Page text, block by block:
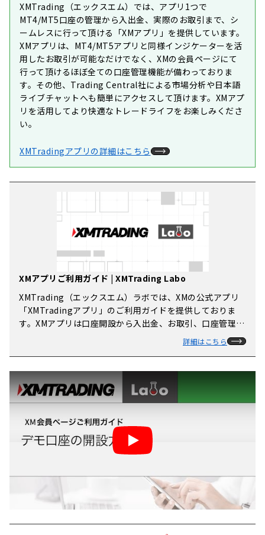
XMTrading（エックスエム）では、アプリ1つで
MT4/MT5口座の管理から入出金、実際のお取引まで、シ
ームレスに行って頂ける「XMアプリ」を提供しています。
XMアプリは、MT4/MT5アプリと同様インジケーターを活
用したお取引が可能なだけでなく、XMの会員ページにて
行って頂けるほぼ全ての口座管理機能が備わっておりま
す。その他、Trading Central社による市場分析や日本語
ライブチャットへも簡単にアクセスして頂けます。XMアプ
リを活用してより快適なトレードライフをお楽しみくださ
い。
XMTradingアプリの詳細はこちら
XMアプリご利用ガイド | XMTrading Labo
XMTrading（エックスエム）ラボでは、XMの公式アプリ
「XMTradingアプリ」のご利用ガイドを提供しておりま
す。XMアプリは口座開設から入出金、お取引、口座管理ま
でアプリ1つで行うことができる多機能アプリです。XMア
プリの使い方を図解付きで分かりやすく解説しておりま
詳細はこちら
Play